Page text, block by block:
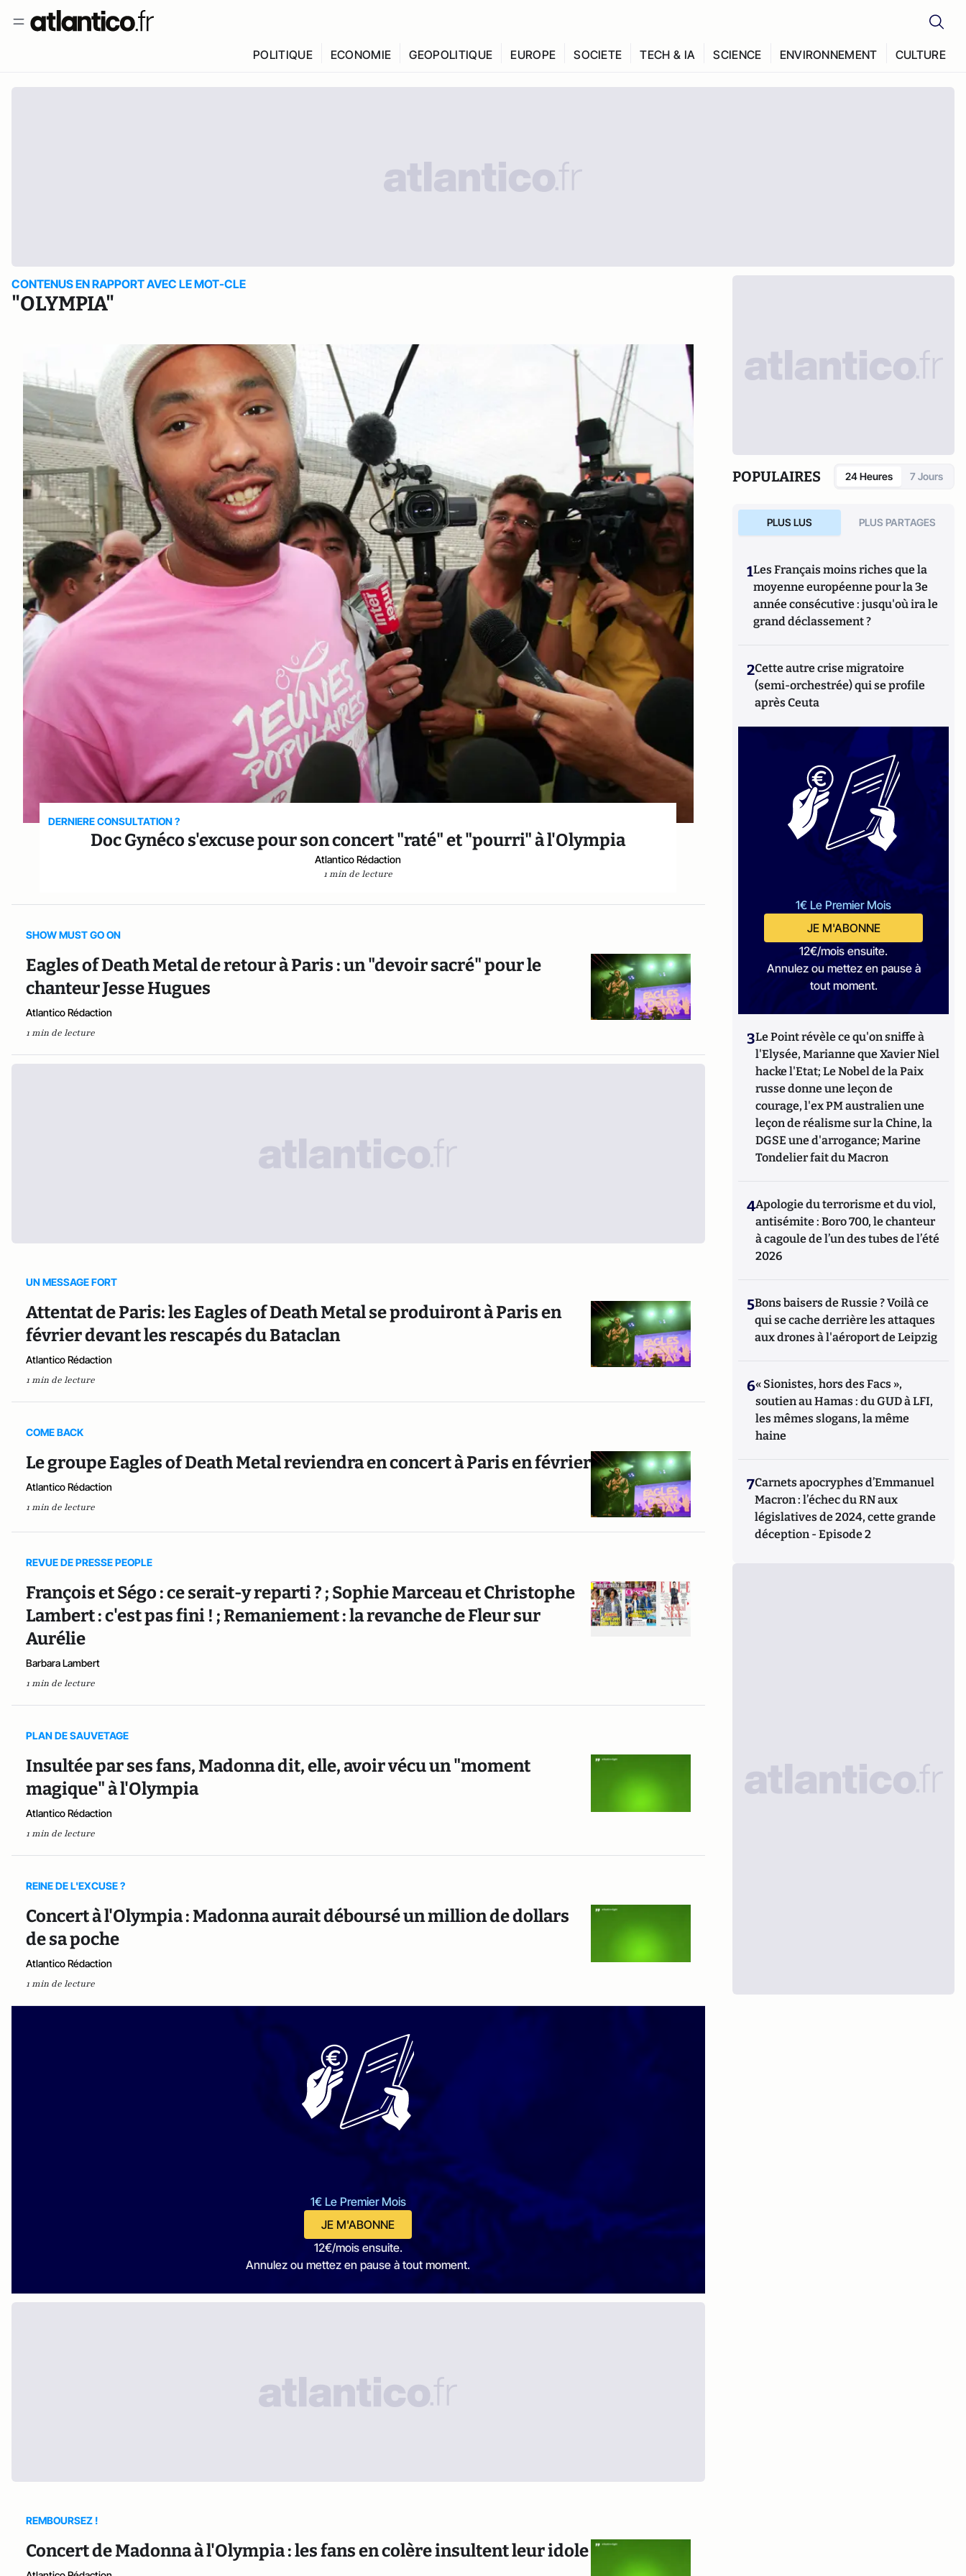
POLITIQUE ECONOMIE GEOPOLITIQUE EUROPE SOCIETE TECH & IA SCIENCE ENVIRONNEMENT CULTURE
CONTENUS EN RAPPORT AVEC LE MOT-CLE
"OLYMPIA"
DERNIERE CONSULTATION ?
Doc Gynéco s'excuse pour son concert "raté" et "pourri" à l'Olympia
Atlantico Rédaction
1 min de lecture
SHOW MUST GO ON
Eagles of Death Metal de retour à Paris : un "devoir sacré" pour le
chanteur Jesse Hugues
Atlantico Rédaction
1 min de lecture
UN MESSAGE FORT
Attentat de Paris: les Eagles of Death Metal se produiront à Paris en
février devant les rescapés du Bataclan
Atlantico Rédaction
1 min de lecture
COME BACK
Le groupe Eagles of Death Metal reviendra en concert à Paris en février
Atlantico Rédaction
1 min de lecture
REVUE DE PRESSE PEOPLE
François et Ségo : ce serait-y reparti ? ; Sophie Marceau et Christophe
Lambert : c'est pas fini ! ; Remaniement : la revanche de Fleur sur
Aurélie
Barbara Lambert
1 min de lecture
PLAN DE SAUVETAGE
Insultée par ses fans, Madonna dit, elle, avoir vécu un "moment
magique" à l'Olympia
Atlantico Rédaction
1 min de lecture
REINE DE L'EXCUSE ?
Concert à l'Olympia : Madonna aurait déboursé un million de dollars
de sa poche
Atlantico Rédaction
1 min de lecture
1€ Le Premier Mois
JE M'ABONNE
12€/mois ensuite.
Annulez ou mettez en pause à tout moment.
REMBOURSEZ !
Concert de Madonna à l'Olympia : les fans en colère insultent leur idole
POPULAIRES 24 Heures 7 Jours
PLUS LUS PLUS PARTAGES
1Les Français moins riches que la
moyenne européenne pour la 3e
année consécutive : jusqu'où ira le
grand déclassement ?
2Cette autre crise migratoire
(semi-orchestrée) qui se profile
après Ceuta
1€ Le Premier Mois
JE M'ABONNE
12€/mois ensuite.
Annulez ou mettez en pause à
tout moment.
3Le Point révèle ce qu'on sniffe à
l'Elysée, Marianne que Xavier Niel
hacke l'Etat; Le Nobel de la Paix
russe donne une leçon de
courage, l'ex PM australien une
leçon de réalisme sur la Chine, la
DGSE une d'arrogance; Marine
Tondelier fait du Macron
4Apologie du terrorisme et du viol,
antisémite : Boro 700, le chanteur
à cagoule de l’un des tubes de l’été
2026
5Bons baisers de Russie ? Voilà ce
qui se cache derrière les attaques
aux drones à l'aéroport de Leipzig
6« Sionistes, hors des Facs »,
soutien au Hamas : du GUD à LFI,
les mêmes slogans, la même
haine
7Carnets apocryphes d’Emmanuel
Macron : l’échec du RN aux
législatives de 2024, cette grande
déception - Episode 2